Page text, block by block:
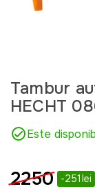
Tambur
HECHT
Este
2250 -251lei